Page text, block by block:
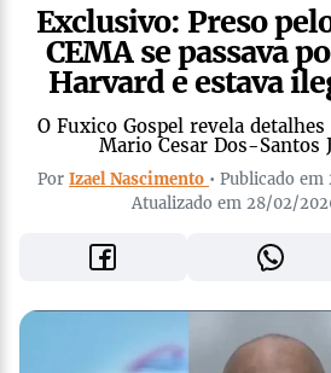
Exclusivo: Preso
CEMA se passava
Harvard e estava
O Fuxico Gospel revela
Mario Cesar Dos-Santos
Por Izael Nascimento • Publicado
Atualizado em 28/02/